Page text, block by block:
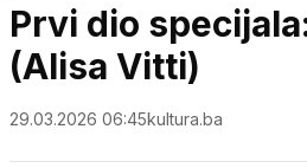
Prvi dio
(Alisa Vitti)
29.03.2026 06:45kultura.ba